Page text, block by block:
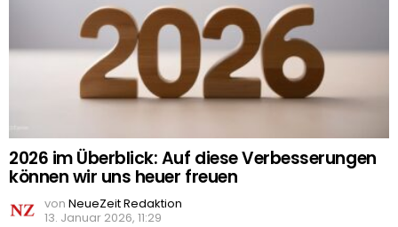
2026 im Überblick: Auf diese Verbesserungen
können wir uns heuer freuen
von NeueZeit Redaktion
13. Januar 2026, 11:29